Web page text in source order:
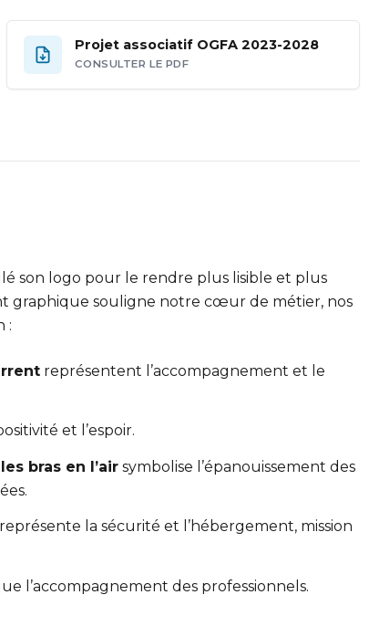
Projet associatif OGFA 2023-2028
CONSULTER LE PDF
son logo pour le rendre plus lisible et plus
graphique souligne notre cœur de métier, nos
:
représentent l’accompagnement et le
et l’espoir.
bras en l’airsymbolise l’épanouissement des
représente la sécurité et l’hébergement, mission
l’accompagnement des professionnels.